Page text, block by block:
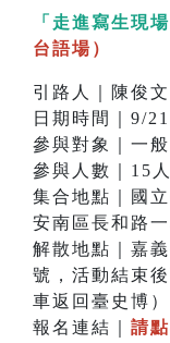
「走進寫生現
台語場）
引路人｜陳俊
日期時間｜9/
參與對象｜一
參與人數｜15人
集合地點｜國
安南區長和路一
解散地點｜嘉
號，活動結束
車返回臺史博）
報名連結｜ 請